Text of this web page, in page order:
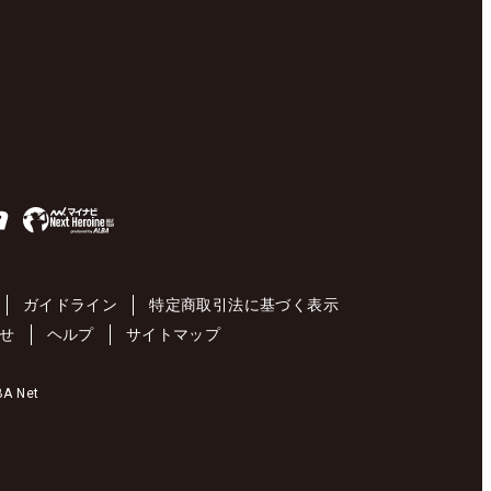
ガイドライン
特定商取引法に基づく表示
ヘルプ サイトマップ
Net